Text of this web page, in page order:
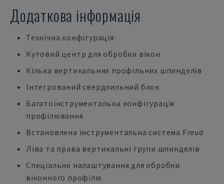
Додаткова інформація
Технічна конфігурація:
Кутовий центр для обробки вікон
Кілька вертикальних профільних шпинделів
Інтегрований свердлильний блок
Багатоінструментальна конфігурація
профілювання
Встановлена інструментальна система Freud
Ліва та права вертикальні групи шпинделів
Спеціальне налаштування для обробки
віконного профілю